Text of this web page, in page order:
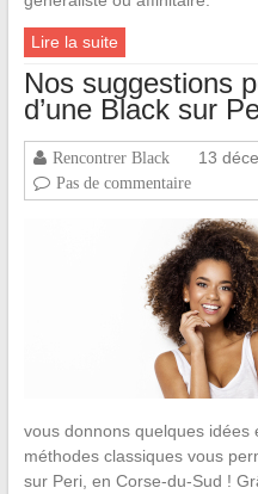
Lire la suite
Nos suggestions
d’une Black sur
Rencontrer Black 13
Pas de commentaire
vous donnons quelques idées
méthodes classiques vous
sur Peri, en Corse-du-Sud !